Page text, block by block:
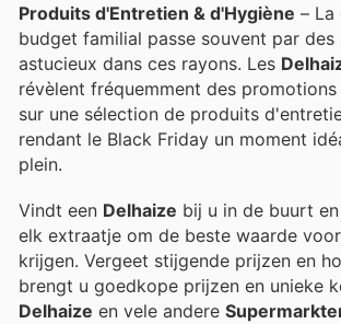
Produits d'Entretien & d'Hygiène – La
budget familial passe souvent par des
astucieux dans ces rayons. Les
révèlent fréquemment des
sur une sélection de produits
rendant le Black Friday un moment
plein.
Vindt een Delhaize bij u in de buurt
elk extraatje om de beste waarde
krijgen. Vergeet stijgende prijzen en
brengt u goedkope prijzen en unieke
Delhaize en vele andere